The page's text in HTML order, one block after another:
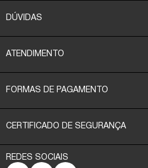
DÚVIDAS
ATENDIMENTO
FORMAS DE PAGAMENTO
CERTIFICADO DE SEGURANÇA